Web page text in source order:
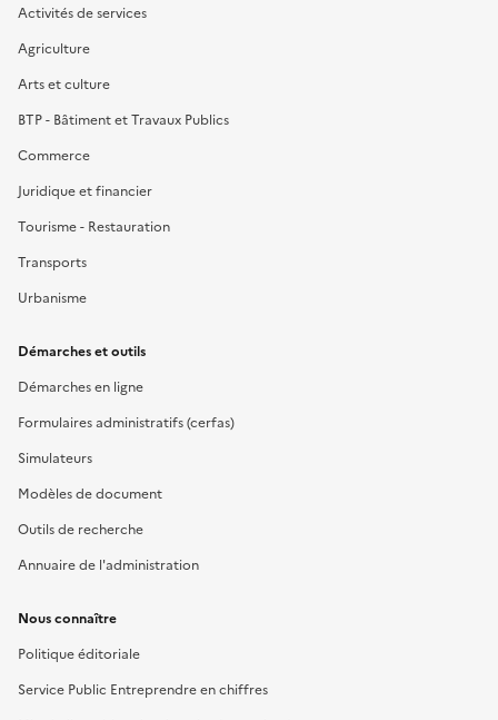
Activités de services
Agriculture
Arts et culture
BTP - Bâtiment et Travaux Publics
Commerce
Juridique et financier
Tourisme - Restauration
Transports
Urbanisme
Démarches et outils
Démarches en ligne
Formulaires administratifs (cerfas)
Simulateurs
Modèles de document
Outils de recherche
Annuaire de l'administration
Nous connaître
Politique éditoriale
Service Public Entreprendre en chiffres